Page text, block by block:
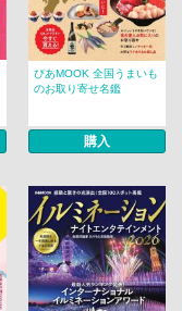
ぴあMOOK 全国うまいも
のお取り寄せ名鑑
購入